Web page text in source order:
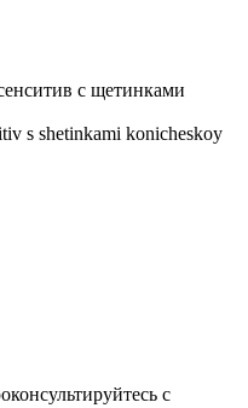
с щетинками
s shetinkami konicheskoy
с